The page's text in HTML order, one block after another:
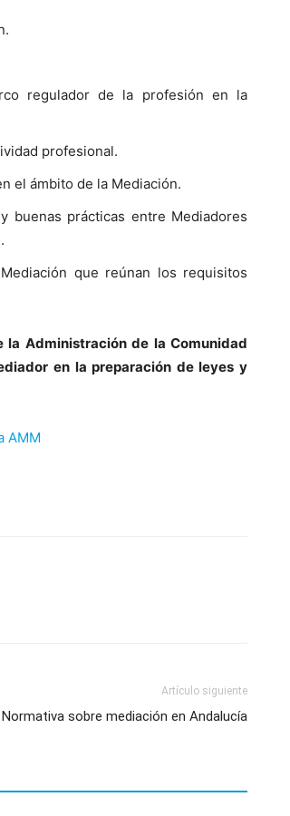
regulador de la profesión en la
profesional.
el ámbito de la Mediación.
buenas prácticas entre Mediadores
que reúnan los requisitos
Administración de la Comunidad
en la preparación de leyes y
AMM
Artículo siguiente
Normativa sobre mediación en Andalucía